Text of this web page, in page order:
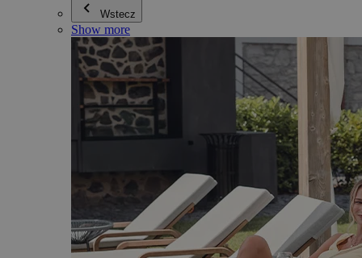
Wstecz
Show more